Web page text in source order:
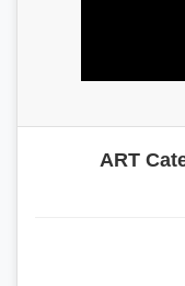
ART